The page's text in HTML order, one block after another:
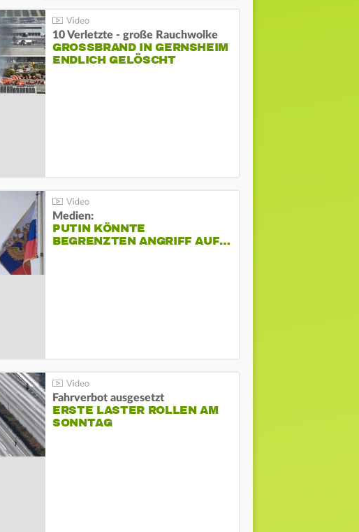
10 Verletzte - große Rauchwolke
GROSSBRAND IN GERNSHEIM E
NDLICH GELÖSCHT
Medien:
PUTIN KÖNNTE
BEGRENZTEN ANGRIFF AUF…
Fahrverbot ausgesetzt
ERSTE LASTER ROLLEN AM
SONNTAG